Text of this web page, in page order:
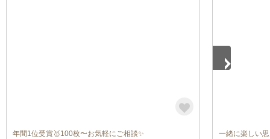
年間1位受賞🥇100枚〜お気軽にご相談✨ 一緒に楽しい